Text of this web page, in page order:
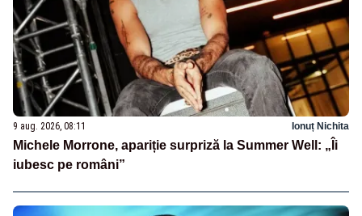
9 aug. 2026, 08:11 Ionuț Nichita
Michele Morrone, apariție surpriză la Summer Well: „Îi
iubesc pe români”